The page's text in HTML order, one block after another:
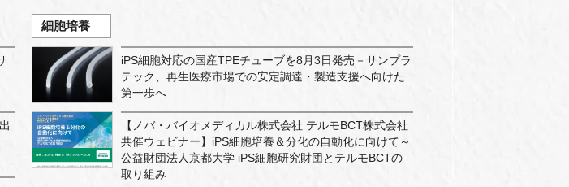
細胞培養
iPS細胞対応の国産TPEチューブを8月3日発売－サンプラ
テック、再生医療市場での安定調達・製造支援へ向けた
第一歩へ
【ノバ・バイオメディカル株式会社 テルモBCT株式会社
共催ウェビナー】iPS細胞培養＆分化の自動化に向けて～
公益財団法人京都大学 iPS細胞研究財団とテルモBCTの
取り組み